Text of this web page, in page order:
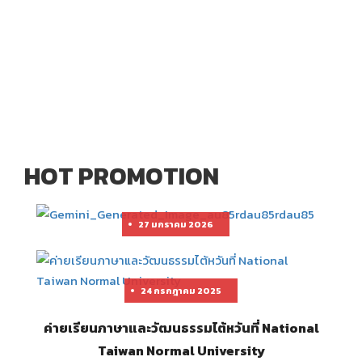
HOT PROMOTION
27 มกราคม 2026
24 กรกฎาคม 2025
ค่ายเรียนภาษาและวัฒนธรรมไต้หวันที่ National
Taiwan Normal University